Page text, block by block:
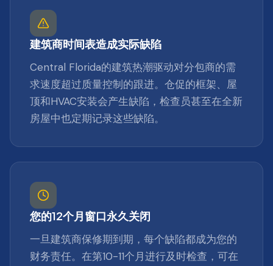
建筑商时间表造成实际缺陷
Central Florida的建筑热潮驱动对分包商的需
求速度超过质量控制的跟进。仓促的框架、屋
顶和HVAC安装会产生缺陷，检查员甚至在全新
房屋中也定期记录这些缺陷。
您的12个月窗口永久关闭
一旦建筑商保修期到期，每个缺陷都成为您的
财务责任。在第10-11个月进行及时检查，可在